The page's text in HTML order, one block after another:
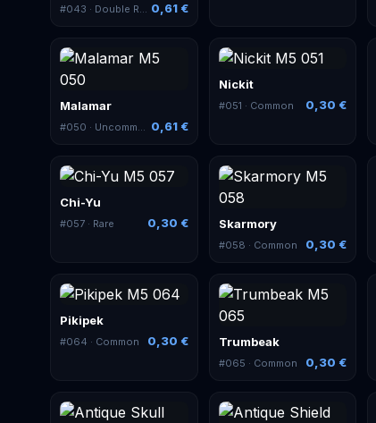
#043 · Double Rare 0,61 €
Malamar
#050 · Uncommon 0,61 €
Nickit
#051 · Common 0,30 €
Chi-Yu
#057 · Rare 0,30 € Skarmory
#058 · Common 0,30 €
Pikipek
#064 · Common 0,30 € Trumbeak
#065 · Common 0,30 €